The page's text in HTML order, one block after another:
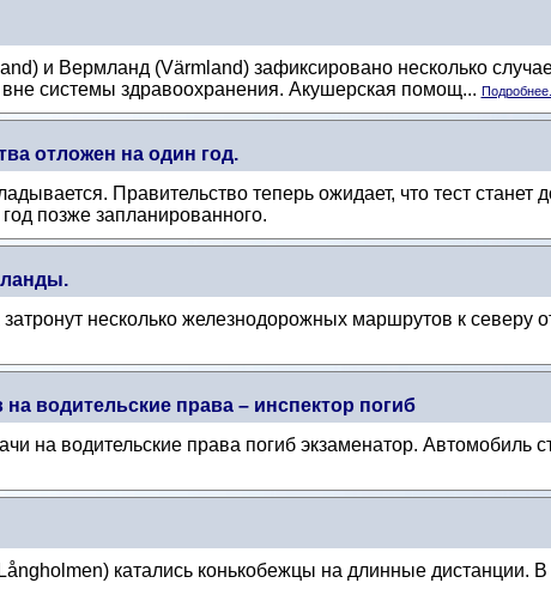
и Вермланд (Värmland) зафиксировано несколько
системы здравоохранения. Акушерская помощ... Подробнее...
отложен на один год.
Правительство теперь ожидает, что тест станет
позже запланированного.
несколько железнодорожных маршрутов к северу
водительские права – инспектор погиб
на водительские права погиб экзаменатор. Автомобиль
катались конькобежцы на длинные дистанции.